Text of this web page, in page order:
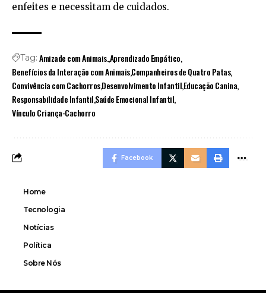
enfeites e necessitam de cuidados.
Tag: Amizade com Animais.Aprendizado Empático
Benefícios da Interação com AnimaisCompanheiros de Quatro Patas
Convivência com CachorrosDesenvolvimento InfantilEducação Canina
Responsabilidade InfantilSaúde Emocional Infantil
Vínculo Criança-Cachorro
Facebook
Home
Tecnologia
Notícias
Política
Sobre Nós